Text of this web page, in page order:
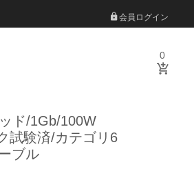
会員ログイン
0
ド/1Gb/100W
試験済/カテゴリ6
ブル